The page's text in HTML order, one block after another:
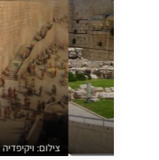
צילום: ויקיפדיה